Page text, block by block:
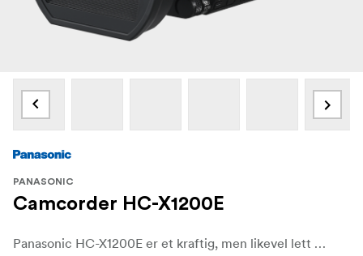
PANASONIC
Camcorder HC-X1200E
Panasonic HC-X1200E er et kraftig, men likevel lett 4K-videokamera som er utviklet for profesjonelle videografer, journalister og innholdsskapere som trenger høykvalitetsopptak med ultimat mobilitet. Med 4K 60p-opptak og en stor 1/2,5-tommers MOS-sensor leverer dette videokameraet fantastisk klarhet, rik fargegjengivelse og jevne bevegelser, noe som gjør det ideelt for opptak av alt fra fartsfylt action til filmatiske scener.